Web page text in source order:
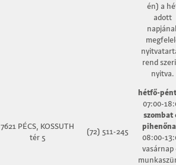
én) a
adott
rend
nyitva.
7621 PÉCS, KOSSUTH
tér 5
(72) 511-245
hétfő-
07:00-
szombat
08:00-
vasárnap